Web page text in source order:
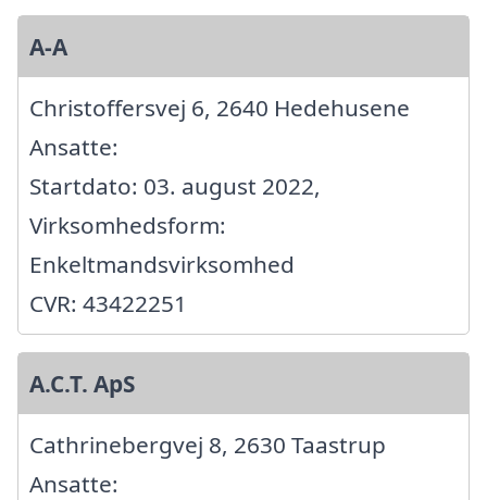
A-A
Christoffersvej 6, 2640 Hedehusene
Ansatte:
Startdato: 03. august 2022,
Virksomhedsform:
Enkeltmandsvirksomhed
CVR: 43422251
A.C.T. ApS
Cathrinebergvej 8, 2630 Taastrup
Ansatte: